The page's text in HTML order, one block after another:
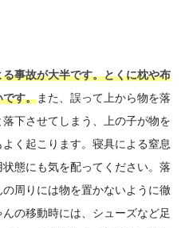
事故が大半です。とくに枕や布
です。また、誤って上から物を落
下させてしまう、上の子が物を
く起こります。寝具による窒息
態にも気を配ってください。落
周りには物を置かないように徹
の移動時には、シューズなど足